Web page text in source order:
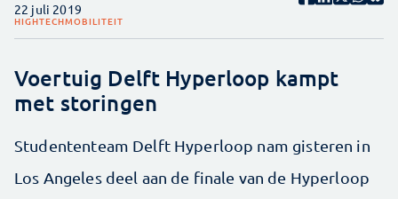
22 juli 2019
HIGHTECHMOBILITEIT
Voertuig Delft Hyperloop kampt
met storingen
Studententeam Delft Hyperloop nam gisteren in
Los Angeles deel aan de finale van de Hyperloop